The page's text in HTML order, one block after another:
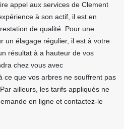
appel aux services de Clement
à son actif, il est en
de qualité. Pour une
un élagage régulier, il est à votre
résultat à a hauteur de vos
chez vous avec
ce que vos arbres ne souffrent pas
ailleurs, les tarifs appliqués ne
en ligne et contactez-le